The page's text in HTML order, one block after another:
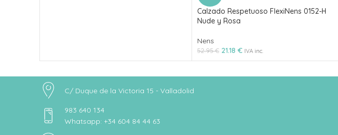
Calzado Respetuoso FlexiNens 0152-H
Nude y Rosa
Nens
52.95€ 21.18 € IVA inc.
C/ Duque de la Victoria 15 - Valladolid
983 640 134
Whatsapp: +34 604 84 44 63